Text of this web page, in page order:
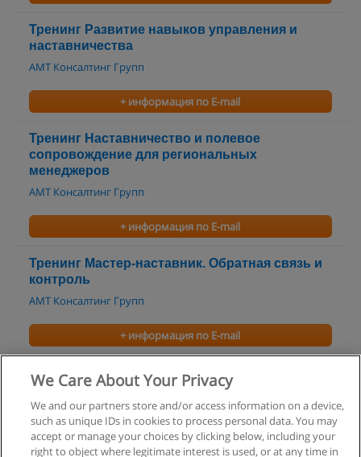
Тренинг Развитие навыков управления и
наставничества
АМТ Консалтинг Групп
+ информация по E-mail
Тренинг Наставничество и полевое
сопровождение для региональных
менеджеров
АМТ Консалтинг Групп
+ информация по E-mail
Тренинг Мастер-наставник. Обратная связь и
контроль
АМТ Консалтинг Групп
+ информация по E-mail
Подготовка тренинг-менеджера ресторана
+ информация по E-mail
We Care About Your Privacy
We and our partners store and/or access information on a device,
such as unique IDs in cookies to process personal data. You may
accept or manage your choices by clicking below, including your
right to object where legitimate interest is used, or at any time in